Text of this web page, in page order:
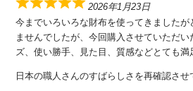
2026年1月23日
今までいろいろな財布を使ってきました
ませんでしたが、今回購入させていただい
ズ、使い勝手、見た目、質感などとても満
日本の職人さんのすばらしさを再確認させ